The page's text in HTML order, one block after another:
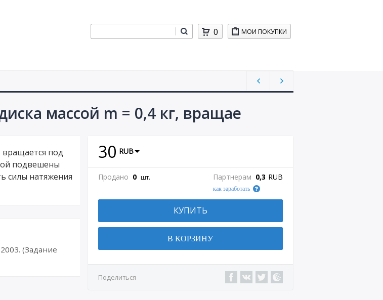
МОИ ПОКУПКИ
0
массой m = 0,4 кг, вращае
30 RUB
Продано 0 шт. Партнерам 0,3 RUB
как заработать
КУПИТЬ
В КОРЗИНУ
Поделиться
вращается под
подвешены
силы натяжения
(Задание